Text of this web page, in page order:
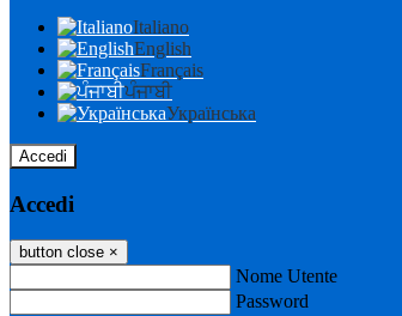
Italiano
English
Français
ਪੰਜਾਬੀ
Українська
Accedi
Accedi
button close ×
Nome Utente
Password